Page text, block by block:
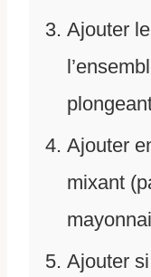
Ajouter
Ajouter
mixant
Ajouter